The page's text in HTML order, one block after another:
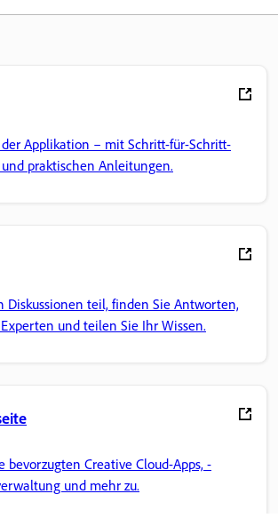
Applikation – mit Schritt-für-Schritt-
praktischen Anleitungen.
Diskussionen teil, finden Sie Antworten,
und teilen Sie Ihr Wissen.
bevorzugten Creative Cloud-Apps, -
und mehr zu.